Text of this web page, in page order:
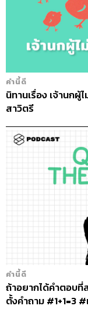
คำนี้ดี
นิทานเรื่อง เจ้านกผู้
สาวิตรี
คำนี้ดี
ถ้าอยากได้คำตอบที่
ตั้งคำถาม #1+1=3